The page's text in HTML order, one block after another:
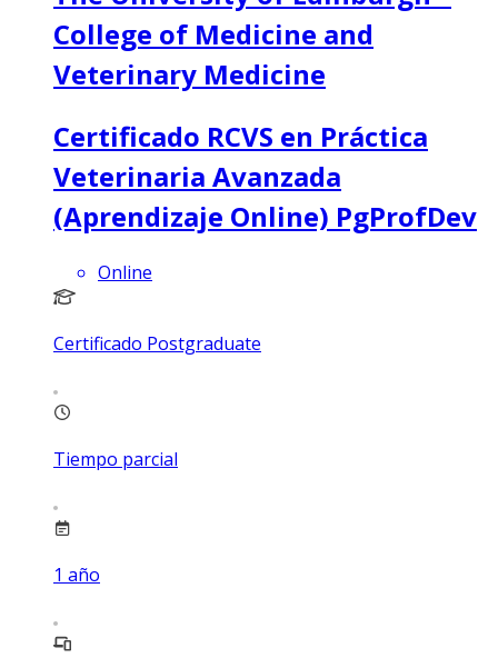
College of Medicine and
Veterinary Medicine
Certificado RCVS en Práctica
Veterinaria Avanzada
(Aprendizaje Online) PgProfDev
Online
Certificado Postgraduate
Tiempo parcial
1 año